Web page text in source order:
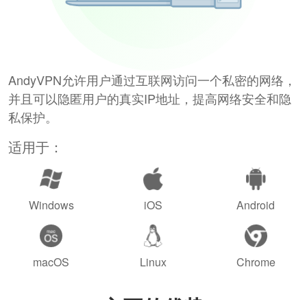
AndyVPN允许用户通过互联网访问一个私密的网络，
并且可以隐匿用户的真实IP地址，提高网络安全和隐
私保护。
适用于：
Windows iOS Android
macOS Linux Chrome